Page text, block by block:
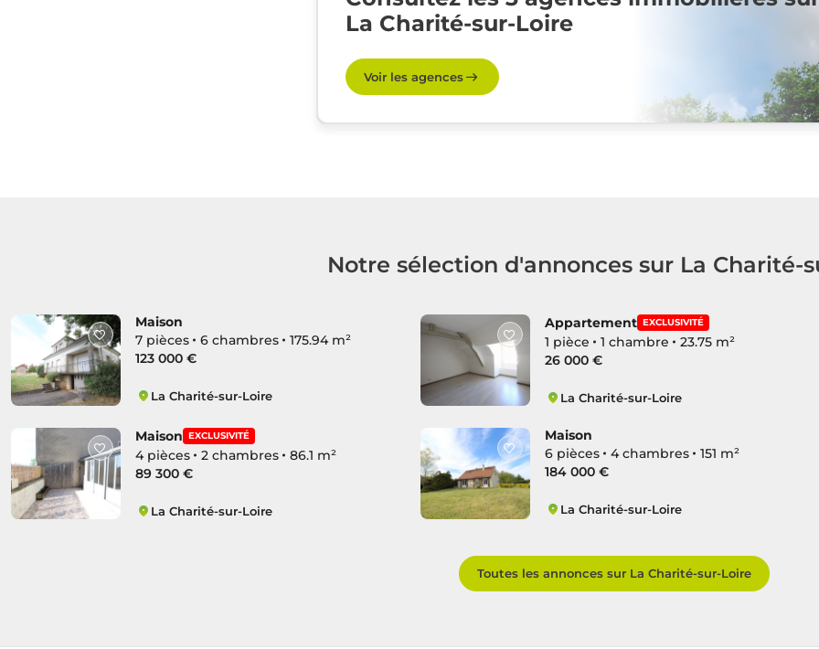
La Charité-sur-Loire
Voir les agences
Notre sélection d'annonces sur La Charité-
Maison
7 pièces
6 chambres
175.94 m²
123 000 €
La Charité-sur-Loire
Appartement EXCLUSIVITÉ
1 pièce 1 chambre
23.75 m²
26 000 €
La Charité-sur-Loire
Maison EXCLUSIVITÉ
4 pièces 2 chambres
86.1 m²
89 300 €
La Charité-sur-Loire
Maison
6 pièces
4 chambres
151 m²
184 000 €
La Charité-sur-Loire
Toutes les annonces sur La Charité-sur-Loire